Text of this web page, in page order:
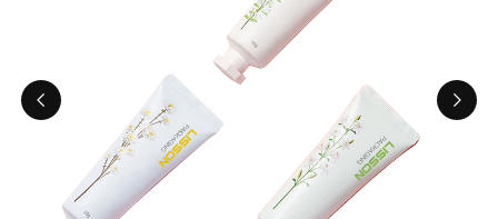
ไทย